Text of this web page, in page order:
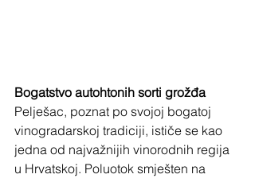
Bogatstvo autohtonih sorti grožđa
Pelješac, poznat po svojoj bogatoj
vinogradarskoj tradiciji, ističe se kao
jedna od najvažnijih vinorodnih regija
u Hrvatskoj. Poluotok smješten na